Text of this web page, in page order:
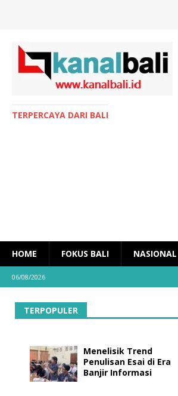
TERPERCAYA DARI BALI
HOME FOKUS BALI NASIONAL
06/08/2026
TERPOPULER
Menelisik Trend
Penulisan Esai di Era
Banjir Informasi